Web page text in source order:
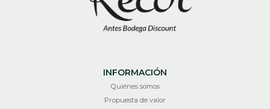
INFORMACIÓN
Quiénes somos
Propuesta de valor